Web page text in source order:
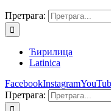
Претрага:
Ћирилица
Latinica
FacebookInstagram
Претрага: